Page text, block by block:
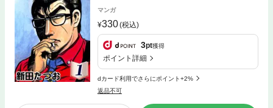
マンガ
330(税込)
3pt獲得
ポイント詳細
dカード利用でさらにポイント+2%
返品不可